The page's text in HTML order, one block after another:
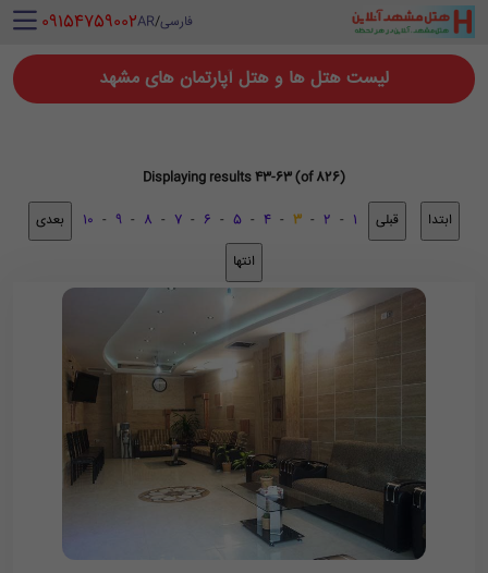
فارسی/
AR
‪ 09154759002
لیست هتل ها و هتل آپارتمان های مشهد
Displaying results 43-63 (of 826)
1
-
2
-
3
-
4
-
5
-
6
-
7
-
8
-
9
-
10